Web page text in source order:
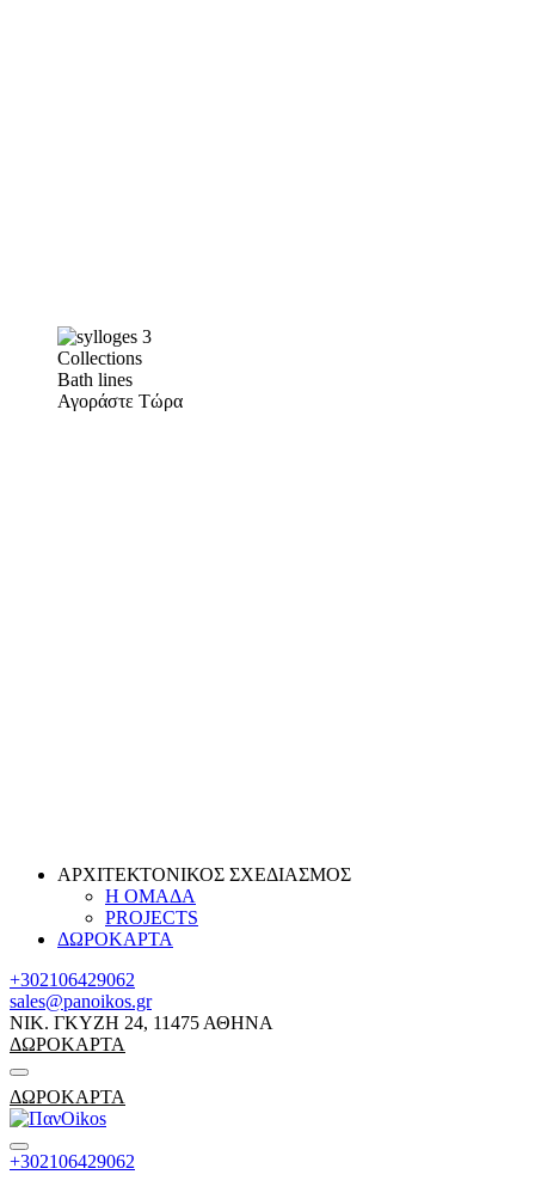
Collections
Bath lines
Αγοράστε Τώρα
ΑΡΧΙΤΕΚΤΟΝΙΚΟΣ ΣΧΕΔΙΑΣΜΟΣ
Η ΟΜΑΔΑ
PROJECTS
ΔΩΡΟΚΑΡΤΑ
+302106429062
sales@panoikos.gr
ΝΙΚ. ΓΚΥΖΗ 24, 11475 ΑΘΗΝΑ
ΔΩΡΟΚΑΡΤΑ
ΔΩΡΟΚΑΡΤΑ
+302106429062